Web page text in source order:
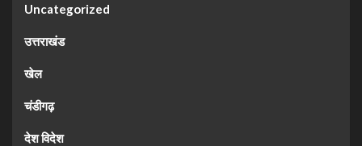
Uncategorized
उत्तराखंड
खेल
चंडीगढ़
देश विदेश